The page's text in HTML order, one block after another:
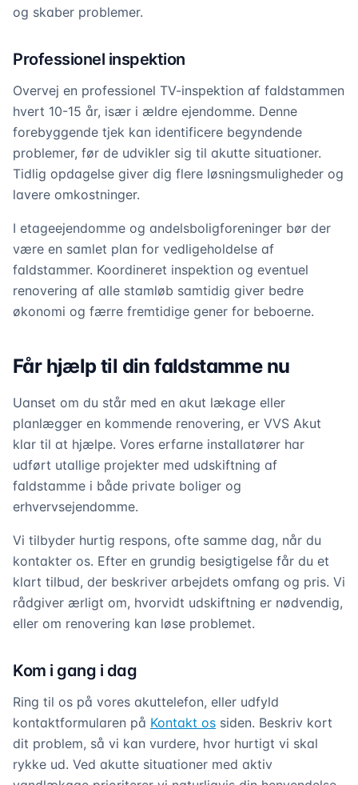
og skaber problemer.
Professionel inspektion
Overvej en professionel TV-inspektion af faldstammen
hvert 10-15 år, især i ældre ejendomme. Denne
forebyggende tjek kan identificere begyndende
problemer, før de udvikler sig til akutte situationer.
Tidlig opdagelse giver dig flere løsningsmuligheder og
lavere omkostninger.
I etageejendomme og andelsboligforeninger bør der
være en samlet plan for vedligeholdelse af
faldstammer. Koordineret inspektion og eventuel
renovering af alle stamløb samtidig giver bedre
økonomi og færre fremtidige gener for beboerne.
Får hjælp til din faldstamme nu
Uanset om du står med en akut lækage eller
planlægger en kommende renovering, er VVS Akut
klar til at hjælpe. Vores erfarne installatører har
udført utallige projekter med udskiftning af
faldstamme i både private boliger og
erhvervsejendomme.
Vi tilbyder hurtig respons, ofte samme dag, når du
kontakter os. Efter en grundig besigtigelse får du et
klart tilbud, der beskriver arbejdets omfang og pris. Vi
rådgiver ærligt om, hvorvidt udskiftning er nødvendig,
eller om renovering kan løse problemet.
Kom i gang i dag
Ring til os på vores akuttelefon, eller udfyld
kontaktformularen på Kontakt os siden. Beskriv kort
dit problem, så vi kan vurdere, hvor hurtigt vi skal
rykke ud. Ved akutte situationer med aktiv